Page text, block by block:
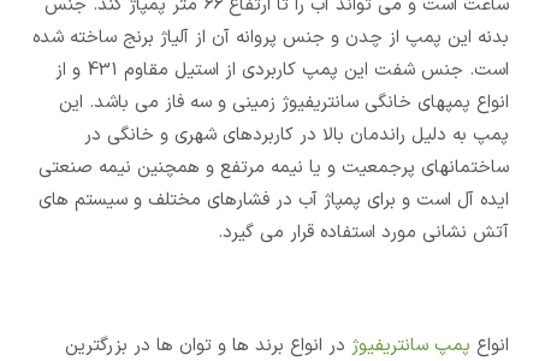
بدنه این پمپ از چدن و جنس پروانه آن از آلیاژ برنج ساخته شده
است. جنس شفت این پمپ کاربردی از استیل مقاوم 431 و از
انواع پمپهای خانگی سانتریفیوژ زمینی و سه فاز می باشد. این
پمپ به دلیل راندمان بالا در کاربردهای شهری و خانگی در
ساختمانهای پرجمعیت و یا نیمه مرتفع و همچنین نیمه صنعتی
ایده آل است و برای پمپاژ آب در فشارهای مختلف و سیستم های
آتش نشانی مورد استفاده قرار می گیرد.
انواع پمپ سانتریفیوژ در انواع برند ها و توان ها در بزرگترین